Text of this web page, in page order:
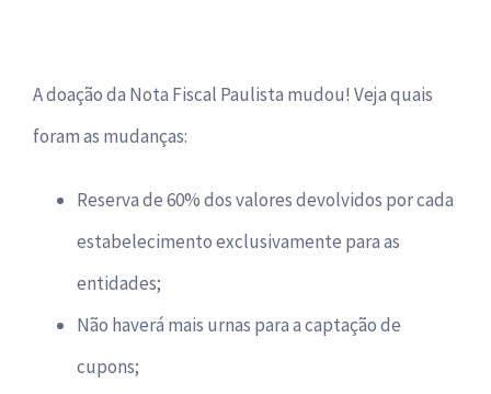
Projetos
Transparência
Bazar
A doação da Nota Fiscal Paulista mudou! Veja quais
foram as mudanças:
Reserva de 60% dos valores devolvidos por cada
estabelecimento exclusivamente para as
entidades;
Não haverá mais urnas para a captação de
cupons;